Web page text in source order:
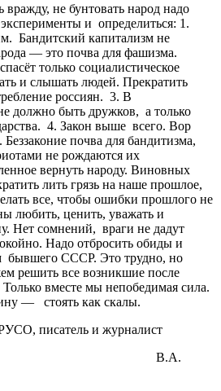
не бунтовать народ надо
и определиться: 1.
Бандитский капитализм не
— это почва для фашизма.
только социалистическое
и слышать людей. Прекратить
россиян. 3. В
должно быть дружков, а только
4. Закон выше всего. Вор
почва для бандитизма,
не рождаются их
вернуть народу. Виновных
лить грязь на наше прошлое,
все, чтобы ошибки прошлого не
любить, ценить, уважать и
Нет сомнений, враги не дадут
Надо отбросить обиды и
бывшего СССР. Это трудно, но
решить все возникшие после
вместе мы непобедимая сила.
— стоять как скалы.
писатель и журналист